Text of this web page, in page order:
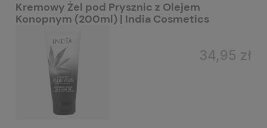
Kremowy Żel pod Prysznic z Olejem
Konopnym (200ml) | India Cosmetics
34,95 zł